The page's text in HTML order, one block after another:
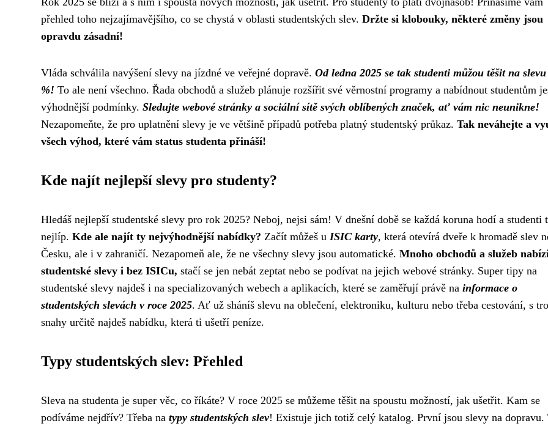
přehled toho nejzajímavějšího, co se chystá v oblasti studentských slev. Držte si klobouky, některé změny jsou
opravdu zásadní!
Vláda schválila navýšení slevy na jízdné ve veřejné dopravě. Od ledna 2025 se tak studenti můžou těšit na slevu
%! To ale není všechno. Řada obchodů a služeb plánuje rozšířit své věrnostní programy a nabídnout studentům
výhodnější podmínky. Sledujte webové stránky a sociální sítě svých oblíbených značek, ať vám nic neunikne!
Nezapomeňte, že pro uplatnění slevy je ve většině případů potřeba platný studentský průkaz. Tak neváhejte a
všech výhod, které vám status studenta přináší!
Kde najít nejlepší slevy pro studenty?
Hledáš nejlepší studentské slevy pro rok 2025? Neboj, nejsi sám! V dnešní době se každá koruna hodí a studenti
nejlíp. Kde ale najít ty nejvýhodnější nabídky? Začít můžeš u ISIC karty, která otevírá dveře k hromadě slev
Česku, ale i v zahraničí. Nezapomeň ale, že ne všechny slevy jsou automatické. Mnoho obchodů a služeb
studentské slevy i bez ISICu, stačí se jen nebát zeptat nebo se podívat na jejich webové stránky. Super tipy na
studentské slevy najdeš i na specializovaných webech a aplikacích, které se zaměřují právě na informace o
studentských slevách v roce 2025. Ať už sháníš slevu na oblečení, elektroniku, kulturu nebo třeba cestování, s
snahy určitě najdeš nabídku, která ti ušetří peníze.
Typy studentských slev: Přehled
Sleva na studenta je super věc, co říkáte? V roce 2025 se můžeme těšit na spoustu možností, jak ušetřit. Kam se
podíváme nejdřív? Třeba na typy studentských slev! Existuje jich totiž celý katalog. První jsou slevy na dopravu.